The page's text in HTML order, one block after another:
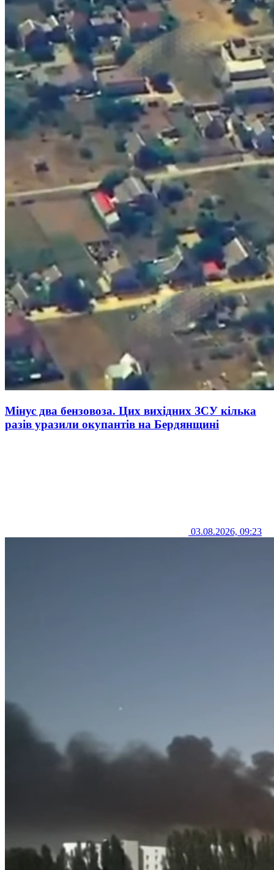
Мінус два бензовоза. Цих вихідних ЗСУ кілька
разів уразили окупантів на Бердянщині
03.08.2026, 09:23